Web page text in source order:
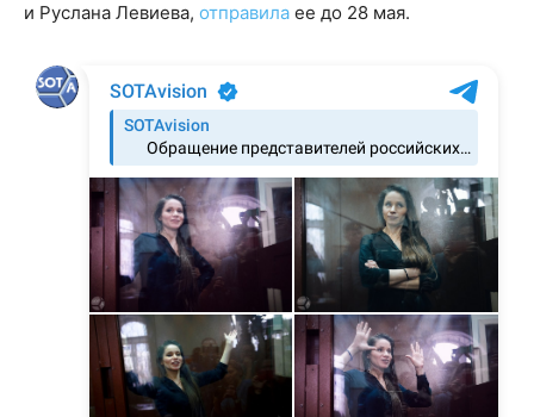
и Руслана Левиева, отправила ее до 28 мая.